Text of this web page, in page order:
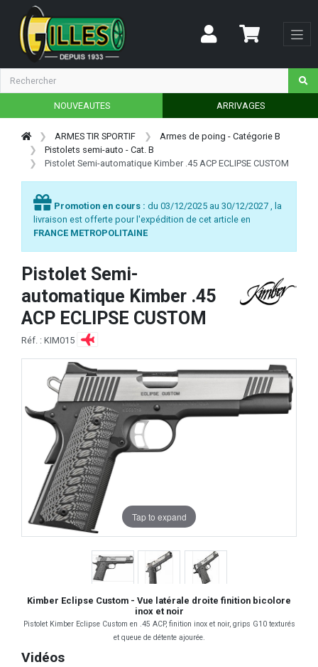
NOUVEAUTES ARRIVAGES
ARMES TIR SPORTIF
Armes de poing - Catégorie B
Pistolets semi-auto - Cat. B
Pistolet Semi-automatique Kimber .45 ACP ECLIPSE CUSTOM
Promotion en cours : du 03/12/2025 au 30/12/2027 , la
livraison est offerte pour l'expédition de cet article en
FRANCE METROPOLITAINE
Pistolet Semi-
automatique Kimber .45
ACP ECLIPSE CUSTOM
Réf. : KIM015
Tap to expand
Kimber Eclipse Custom - Vue latérale droite finition bicolore
inox et noir
Pistolet Kimber Eclipse Custom en .45 ACP, finition inox et noir, grips G10 texturés
et queue de détente ajourée.
Vidéos